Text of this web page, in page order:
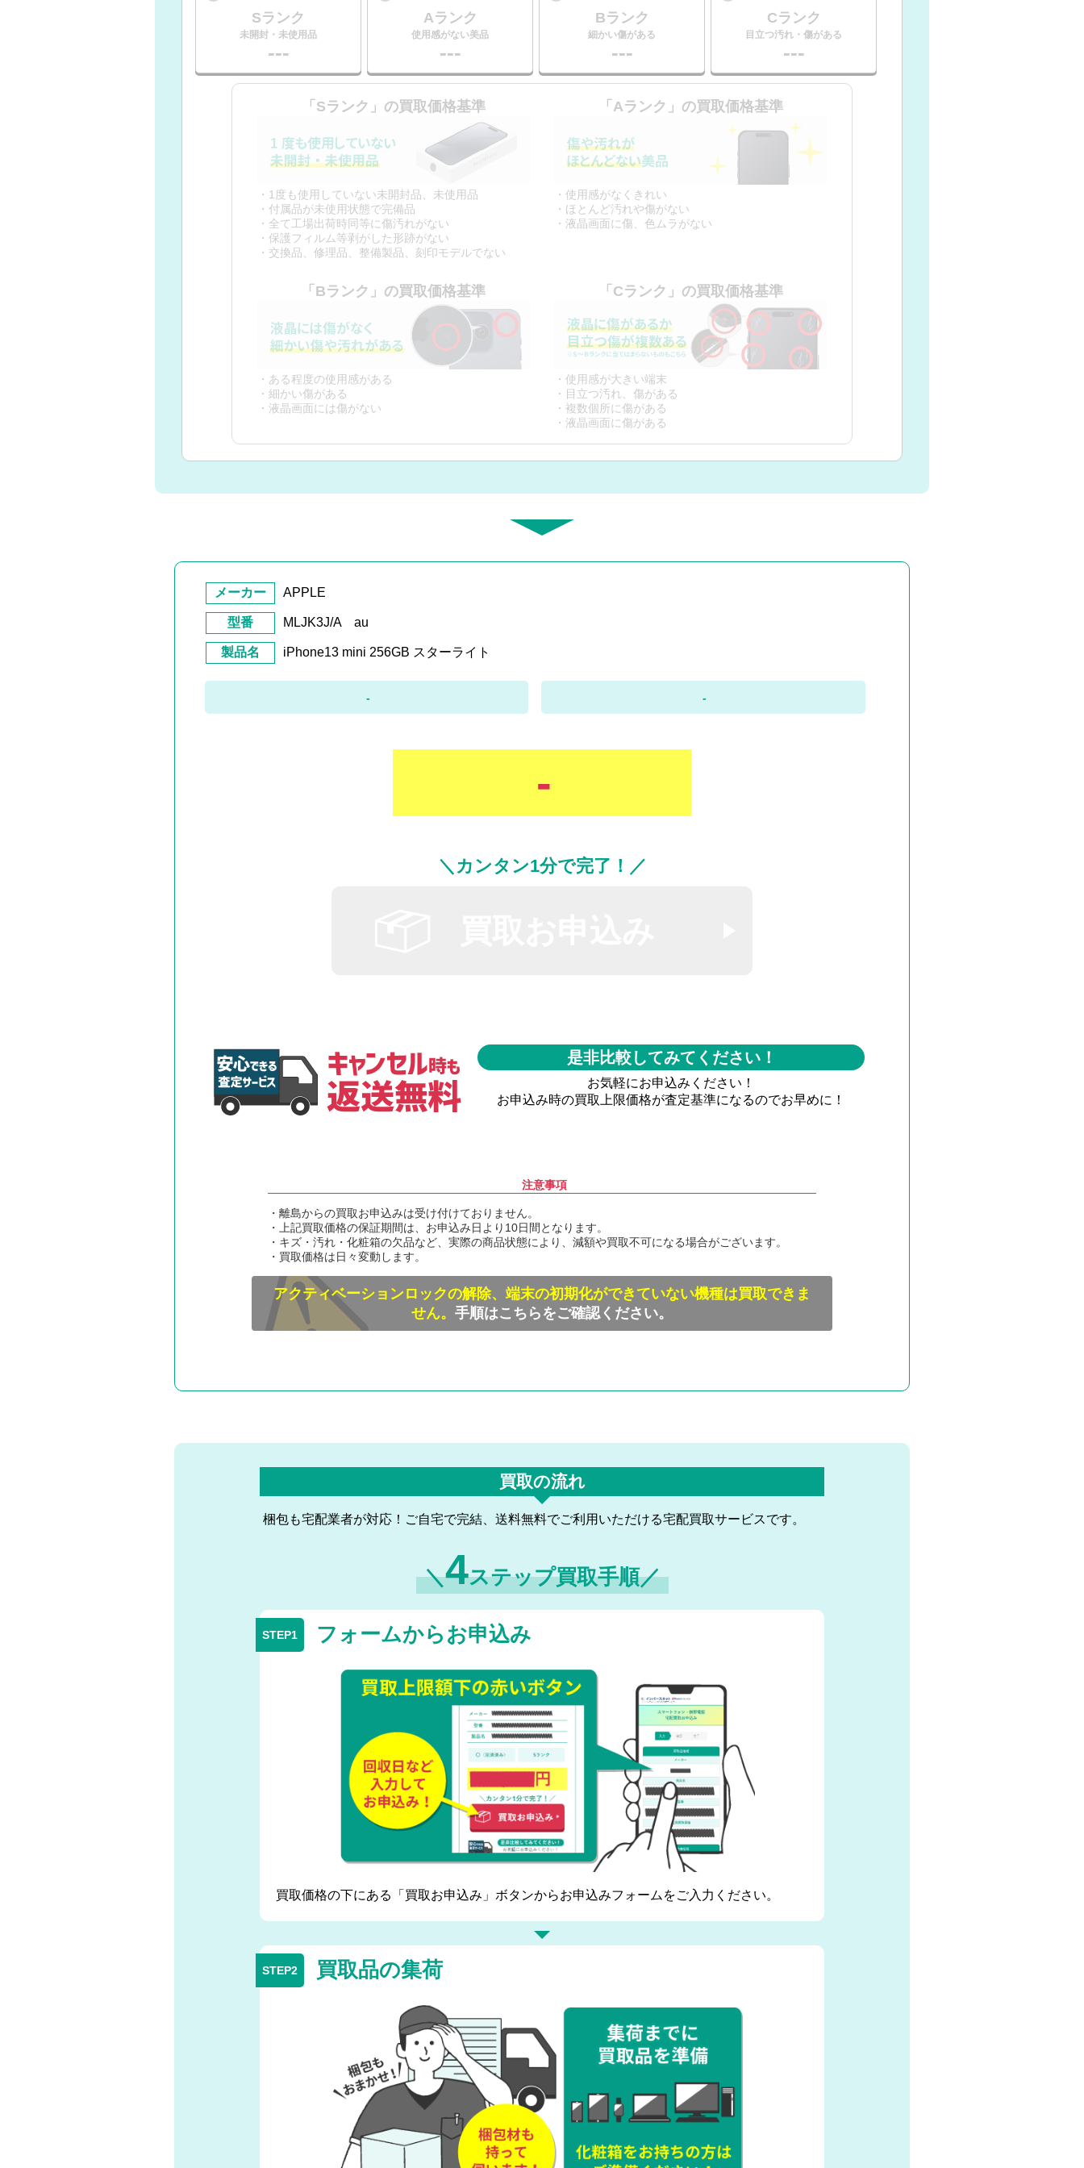
Sランク
未開封・未使用品
---
Aランク
使用感がない美品
---
Bランク
細かい傷がある
---
Cランク
目立つ汚れ・傷がある
---
「Sランク」 の買取価格基準
・1度も使用していない未開封品、未使用品
・付属品が未使用状態で完備品
・全て工場出荷時同等に傷汚れがない
・保護フィルム等剥がした形跡がない
・交換品、修理品、整備製品、刻印モデルでない
「Aランク」 の買取価格基準
・使用感がなくきれい
・ほとんど汚れや傷がない
・液晶画面に傷、色ムラがない
「Bランク」 の買取価格基準
・ある程度の使用感がある
・細かい傷がある
・液晶画面には傷がない
「Cランク」 の買取価格基準
・使用感が大きい端末
・目立つ汚れ、傷がある
・複数個所に傷がある
・液晶画面に傷がある
メーカー APPLE
型番 MLJK3J/A au
製品名 iPhone13 mini 256GB スターライト
- -
-
＼カンタン1分で完了！／
是非比較してみてください！
お気軽にお申込みください！
お申込み時の買取上限価格が査定基準になるのでお早めに！
注意事項
・離島からの買取お申込みは受け付けておりません。
・上記買取価格の保証期間は、お申込み日より10日間となります。
・キズ・汚れ・化粧箱の欠品など、実際の商品状態により、減額や買取不可になる場合がございます。
・買取価格は日々変動します。
アクティベーションロックの解除、端末の初期化ができていない機種は買取できま
せん。 手順はこちらをご確認ください。
買取の流れ
梱包も宅配業者が対応！ご自宅で完結、送料無料でご利用いただける宅配買取サービスです。
＼4ステップ買取手順／
フォームからお申込み
買取価格の下にある「買取お申込み」ボタンからお申込みフォームをご入力ください。
買取品の集荷